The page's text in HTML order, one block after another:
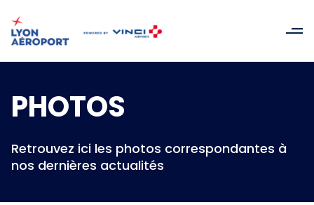
PHOTOS
Retrouvez ici les photos correspondantes à
nos dernières actualités